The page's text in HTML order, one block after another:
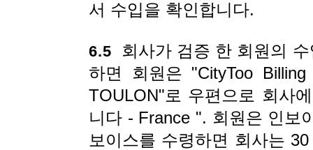
서 수입을 확인합니다.
6.5 회사가 검증 한 회원의
하면 회원은 "CityToo
TOULON"로 우편으로 회사
니다 - France ". 회원은 인보
보이스를 수령하면 회사는